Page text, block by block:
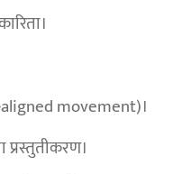
aligned movement)।
प्रस्तुतीकरण।